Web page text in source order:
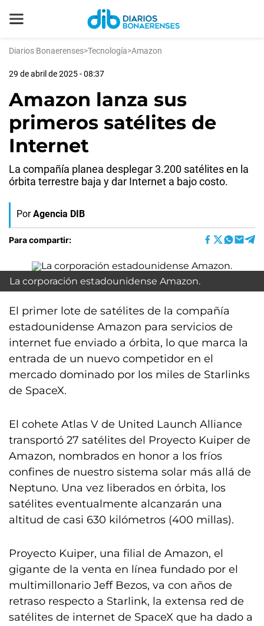
Diarios Bonaerenses>Tecnología>Amazon
29 de abril de 2025 - 08:37
Amazon lanza sus
primeros satélites de
Internet
La compañía planea desplegar 3.200 satélites en la
órbita terrestre baja y dar Internet a bajo costo.
Por Agencia DIB
Para compartir:
La corporación estadounidense Amazon.
El primer lote de satélites de la compañía
estadounidense Amazon para servicios de
internet fue enviado a órbita, lo que marca la
entrada de un nuevo competidor en el
mercado dominado por los miles de Starlinks
de SpaceX.
El cohete Atlas V de United Launch Alliance
transportó 27 satélites del Proyecto Kuiper de
Amazon, nombrados en honor a los fríos
confines de nuestro sistema solar más allá de
Neptuno. Una vez liberados en órbita, los
satélites eventualmente alcanzarán una
altitud de casi 630 kilómetros (400 millas).
Proyecto Kuiper, una filial de Amazon, el
gigante de la venta en línea fundado por el
multimillonario Jeff Bezos, va con años de
retraso respecto a Starlink, la extensa red de
satélites de internet de SpaceX que ha dado a